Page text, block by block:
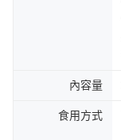
內容量
食用方式